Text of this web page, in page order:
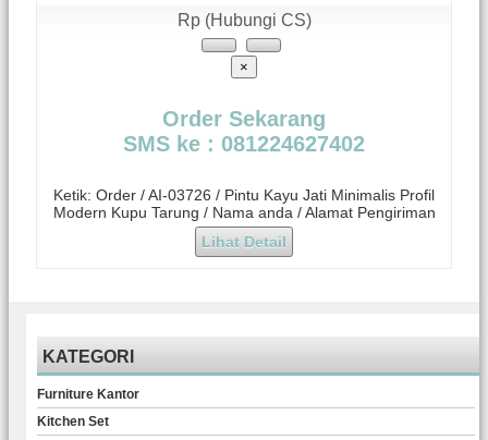
Rp (Hubungi CS)
×
Order Sekarang
SMS ke : 081224627402
Ketik: Order / AI-03726 / Pintu Kayu Jati Minimalis Profil
Modern Kupu Tarung / Nama anda / Alamat Pengiriman
Lihat Detail
KATEGORI
Furniture Kantor
Kitchen Set